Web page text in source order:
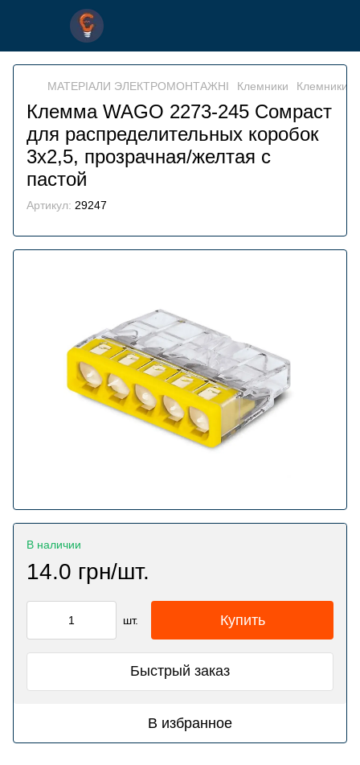
МАТЕРІАЛИ ЭЛЕКТРОМОНТАЖНІ Клемники Клемники
Клемма WAGO 2273-245 Сомраст
для распределительных коробок
3х2,5, прозрачная/желтая с
пастой
Артикул: 29247
В наличии
14.0 грн/шт.
шт. Купить
Быстрый заказ
В избранное